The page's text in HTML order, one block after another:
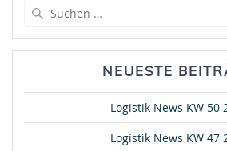
NEUESTE
Logistik News KW 50
Logistik News KW 47